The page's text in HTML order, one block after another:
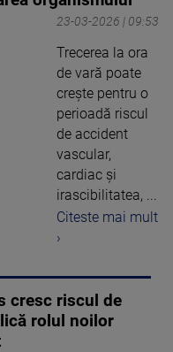
23-03-2026 | 09:53
Trecerea la ora
de vară poate
creşte pentru o
perioadă riscul
de accident
vascular,
cardiac şi
irascibilitatea, ...
Citeste mai mult
›
cresc riscul de
rolul noilor